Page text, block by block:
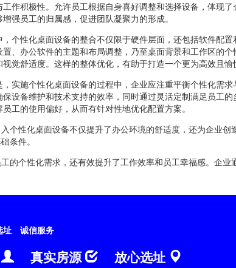
工作积极性。允许员工根据自身喜好调整和选择设备，体现
强员工的归属感，促进团队凝聚力的形成。
，个性化桌面设备的整合不仅限于硬件层面，还包括软件配
置、办公软件的主题和布局调整，乃至桌面背景和工作区的
觉舒适度。这样的整体优化，有助于打造一个更为高效且愉
，实施个性化桌面设备的过程中，企业应注重平衡个性化需
保设备维护和技术支持的效率，同时通过灵活定制满足员工
工的使用偏好，从而有针对性地优化配置方案。
性化桌面设备不仅提升了办公环境的舒适度，还为企业创
条件。
的个性化需求，还有效提升了工作效率和员工幸福感。企业
址 诚信服务
真实房源 放心选址